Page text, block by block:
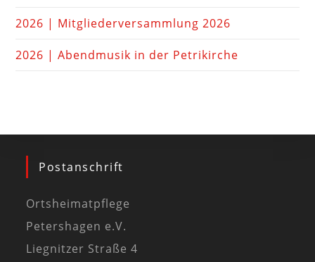
2026 | Mitgliederversammlung 2026
2026 | Abendmusik in der Petrikirche
Postanschrift
Ortsheimatpflege
Petershagen e.V.
Liegnitzer Straße 4